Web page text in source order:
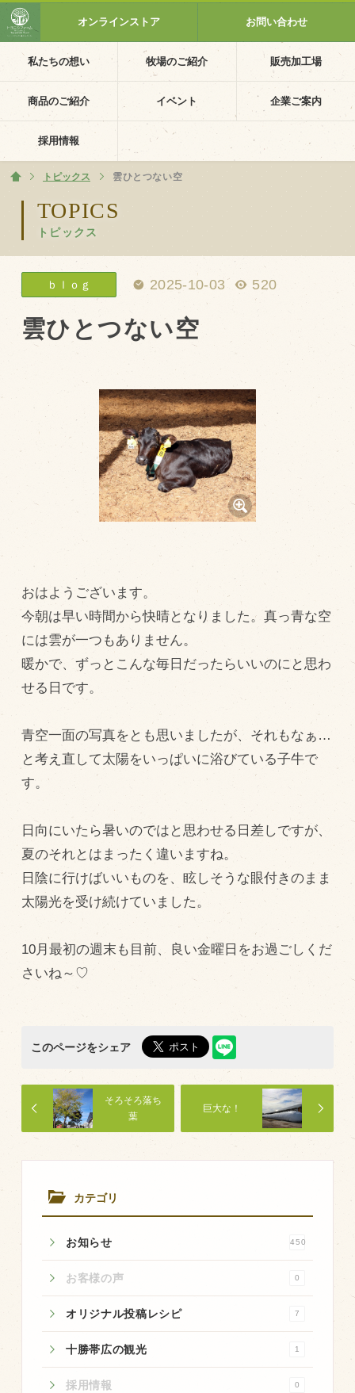
私たちの想い 牧場のご紹介 販売加工場
商品のご紹介 イベント 企業ご案内
採用情報
オンラインストア お問い合わせ
TOPICS
トピックス
ホーム
トピックス 雲ひとつない空
カテゴリ
お知らせ 450
お客様の声 0
オリジナル投稿レシピ 7
十勝帯広の観光 1
採用情報 0
ｂｌｏｇ 2025-10-03 520
雲ひとつない空
おはようございます。
今朝は早い時間から快晴となりました。真っ青な空
には雲が一つもありません。
暖かで、ずっとこんな毎日だったらいいのにと思わ
せる日です。
青空一面の写真をとも思いましたが、それもなぁ…
と考え直して太陽をいっぱいに浴びている子牛で
す。
日向にいたら暑いのではと思わせる日差しですが、
夏のそれとはまったく違いますね。
日陰に行けばいいものを、眩しそうな眼付きのまま
太陽光を受け続けていました。
10月最初の週末も目前、良い金曜日をお過ごしくだ
さいね～♡
このページをシェア
巨大な！
そろそろ落ち
葉
ホーム
私たちの想い
PV動画
イベントカレンダー
イベント一覧
採用情報
企業ご案内
会社概要・沿革
アクセス
トピックス（新着順）
お知らせ
お客様の声
オリジナル投稿レシピ
十勝帯広の観光
採用情報
牧場の仕事
牧場のご紹介
飼育している牛について
環境・堆肥リサイクル
食肉加工場を新設
衛生管理体制
業務管理体制
品質管理体制
最新の設備
瑕疵とは
商品のご紹介
豊西牛
厚切ステーキ
黒にんにく
豊西ソース
ギフト
取り扱い店
販売店
飲食店